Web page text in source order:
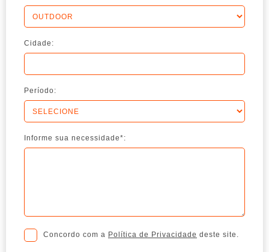
Cidade:
Período:
Informe sua necessidade*:
Concordo com a Política de Privacidade deste site.